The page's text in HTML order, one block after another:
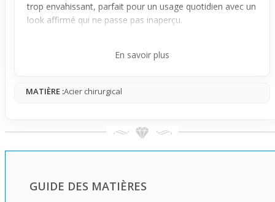
trop envahissant, parfait pour un usage quotidien avec un
look affirmé qui ne passe pas inaperçu.
couleurs bien pensé. En mouvement, les lignes jaunes
solide assure un porté confortable et sûr toute la journée.
trop en faire. Ce bracelet s'adresse à ceux qui veulent
afficher un style réfléchi, avec un accessoire facile à
En savoir plus
MATIÈRE :Acier chirurgical
GUIDE DES MATIÈRES